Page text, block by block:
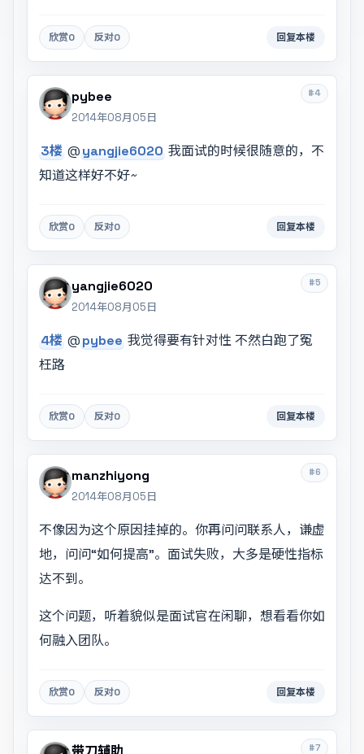
欣赏0 反对0 回复本楼
#4
pybee
2014年08月05日
3楼 @yangjie6020 我面试的时候很随意的，不
知道这样好不好~
欣赏0 反对0 回复本楼
#5
yangjie6020
2014年08月05日
4楼 @pybee 我觉得要有针对性 不然白跑了冤
枉路
欣赏0 反对0 回复本楼
#6
manzhiyong
2014年08月05日
不像因为这个原因挂掉的。你再问问联系人，谦虚
地，问问“如何提高”。面试失败，大多是硬性指标
达不到。
这个问题，听着貌似是面试官在闲聊，想看看你如
何融入团队。
欣赏0 反对0 回复本楼
#7